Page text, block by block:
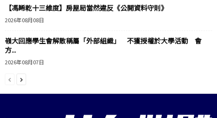
【馮睎乾十三維度】房屋局當然違反《公開資料守則》
2026年08月08日
嶺大回應學生會解散稱屬「外部組織」 不獲授權於大學活動 會
方...
2026年08月07日